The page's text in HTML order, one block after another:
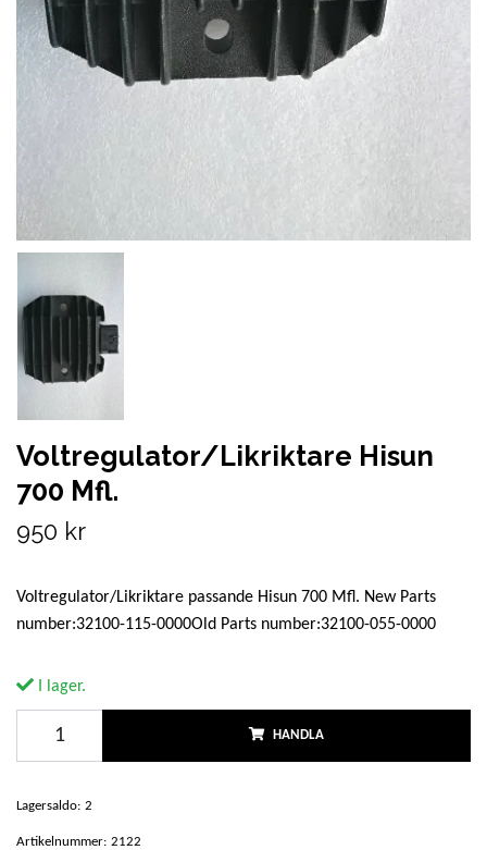
Voltregulator/Likriktare Hisun
700 Mfl.
950 kr
Voltregulator/Likriktare passande Hisun 700 Mfl. New Parts
number:32100-115-0000Old Parts number:32100-055-0000
I lager.
HANDLA
Lagersaldo: 2
Artikelnummer: 2122